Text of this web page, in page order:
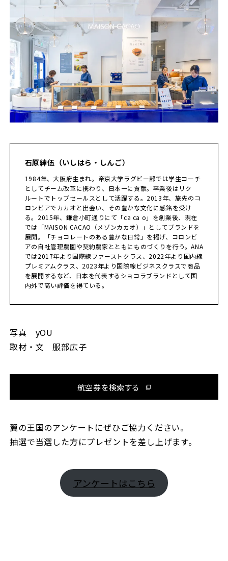
石原紳伍（いしはら・しんご）
1984年、大阪府生まれ。帝京大学ラグビー部では学生コーチ
としてチーム改革に携わり、日本一に貢献。卒業後はリク
ルートでトップセールスとして活躍する。2013年、旅先のコ
ロンビアでカカオと出会い、その豊かな文化に感銘を受け
る。2015年、鎌倉小町通りにて「ca ca o」を創業後、現在
では「MAISON CACAO（メゾンカカオ）」としてブランドを
展開。「チョコレートのある豊かな日常」を掲げ、コロンビ
アの自社管理農園や契約農家とともにものづくりを行う。ANA
では2017年より国際線ファーストクラス、2022年より国内線
プレミアムクラス、2023年より国際線ビジネスクラスで商品
を展開するなど、日本を代表するショコラブランドとして国
内外で高い評価を得ている。
写真 yOU
取材・文 服部広子
航空券を検索する
翼の王国のアンケートにぜひご協力ください。
抽選で当選した方にプレゼントを差し上げます。
アンケートはこちら